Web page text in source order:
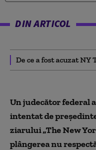
DIN ARTICOL
De ce a fost acuzat NY
Un judecător federal
intentat de
ziarului „The New
plângerea nu